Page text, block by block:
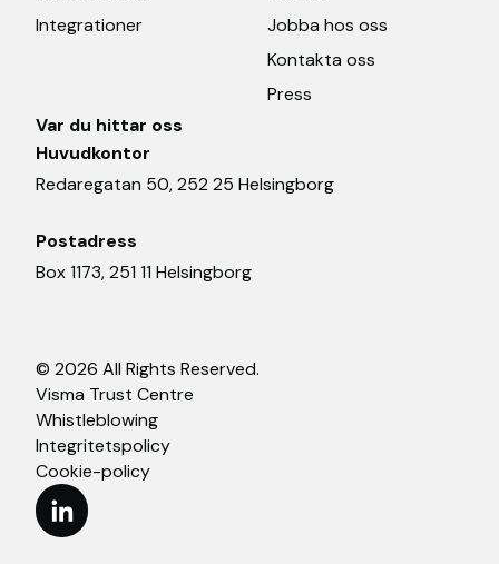
Integrationer
Jobba hos oss
Kontakta oss
Press
Var du hittar oss
Huvudkontor
Redaregatan 50, 252 25 Helsingborg
Postadress
Box 1173, 251 11 Helsingborg
© 2026 All Rights Reserved.
Visma Trust Centre
Whistleblowing
Integritetspolicy
Cookie-policy